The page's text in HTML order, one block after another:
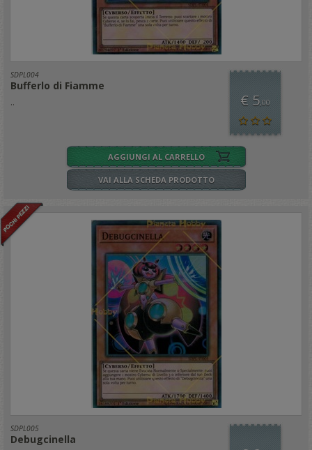
SDPL004
Bufferlo di Fiamme
.. € 5,00
AGGIUNGI AL CARRELLO
VAI ALLA SCHEDA PRODOTTO
SDPL005
Debugcinella